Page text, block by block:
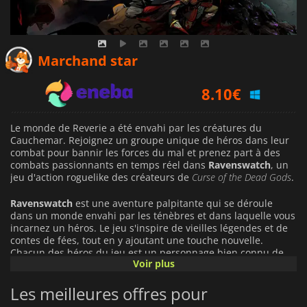
Marchand star
8.10€
9.99€
Le monde de Reverie a été envahi par les créatures du
Cauchemar. Rejoignez un groupe unique de héros dans leur
combat pour bannir les forces du mal et prenez part à des
combats passionnants en temps réel dans Ravenswatch, un
jeu d'action roguelike des créateurs de Curse of the Dead Gods.
Ravenswatch est une aventure palpitante qui se déroule
dans un monde envahi par les ténèbres et dans laquelle vous
incarnez un héros. Le jeu s'inspire de vieilles légendes et de
contes de fées, tout en y ajoutant une touche nouvelle.
Chacun des héros du jeu est un personnage bien connu de
ces contes, doté de capacités uniques et d’un style de jeu
impitoyable capable d'abattre n'importe quelle proie grâce à
ses dagues acérées, ses bombes et ses pièges. Mais lorsque
Voir plus
Les meilleures offres pour